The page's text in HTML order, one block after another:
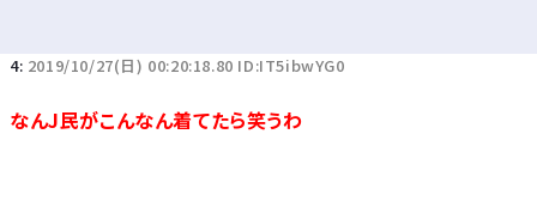
4: 2019/10/27(日) 00:20:18.80 ID:IT5ibwYG0
なんJ民がこんなん着てたら笑うわ